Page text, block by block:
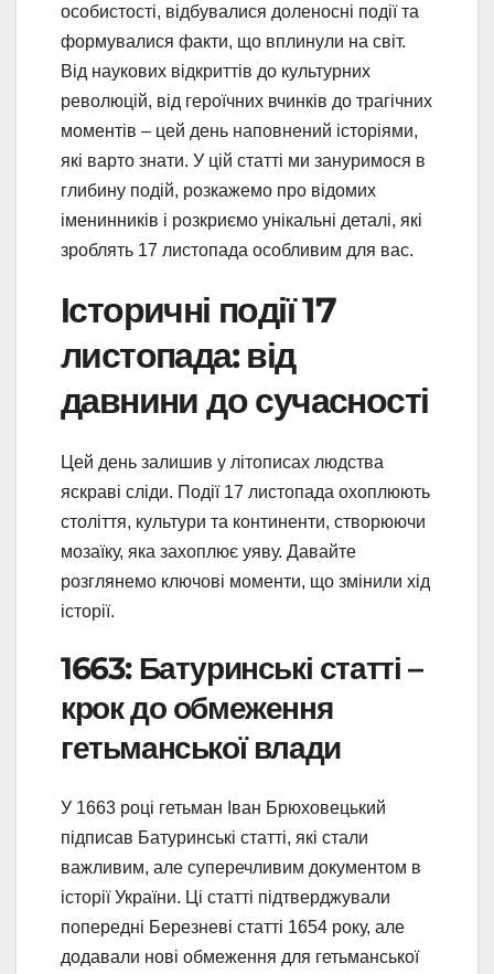
особистості, відбувалися доленосні події та
формувалися факти, що вплинули на світ.
Від наукових відкриттів до культурних
революцій, від героїчних вчинків до трагічних
моментів – цей день наповнений історіями,
які варто знати. У цій статті ми зануримося в
глибину подій, розкажемо про відомих
іменинників і розкриємо унікальні деталі, які
зроблять 17 листопада особливим для вас.
Історичні події 17
листопада: від
давнини до сучасності
Цей день залишив у літописах людства
яскраві сліди. Події 17 листопада охоплюють
століття, культури та континенти, створюючи
мозаїку, яка захоплює уяву. Давайте
розглянемо ключові моменти, що змінили хід
історії.
1663: Батуринські статті –
крок до обмеження
гетьманської влади
У 1663 році гетьман Іван Брюховецький
підписав Батуринські статті, які стали
важливим, але суперечливим документом в
історії України. Ці статті підтверджували
попередні Березневі статті 1654 року, але
додавали нові обмеження для гетьманської